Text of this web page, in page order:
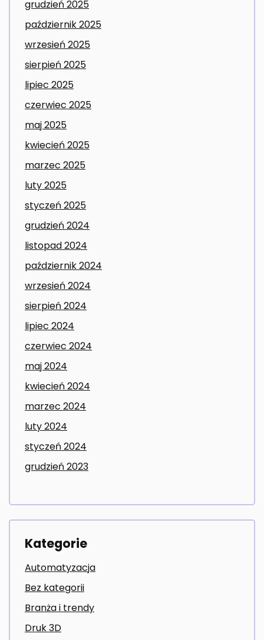
grudzień 2025
październik 2025
wrzesień 2025
sierpień 2025
lipiec 2025
czerwiec 2025
maj 2025
kwiecień 2025
marzec 2025
luty 2025
styczeń 2025
grudzień 2024
listopad 2024
październik 2024
wrzesień 2024
sierpień 2024
lipiec 2024
czerwiec 2024
maj 2024
kwiecień 2024
marzec 2024
luty 2024
styczeń 2024
grudzień 2023
Kategorie
Automatyzacja
Bez kategorii
Branża i trendy
Druk 3D